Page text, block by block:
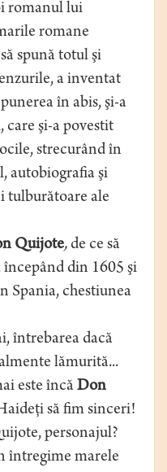
romanul lui
romane
spună totul şi
a inventat
în abis, şi-a
care şi-a povestit
strecurând în
autobiografia şi
tulburătoare ale
Quijote, de ce să
începând din 1605 şi
Spania, chestiunea
întrebarea dacă
lămurită...
este încă Don
să fim sinceri!
personajul?
întregime marele